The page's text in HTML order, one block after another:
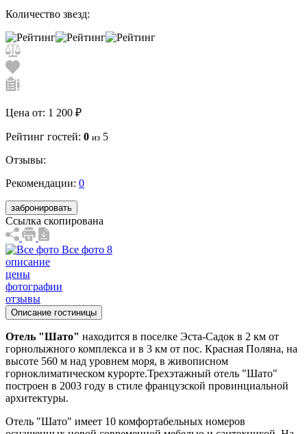
Количество звезд:
Цена от: 1 200 ₽
Рейтинг гостей: 0 из 5
Отзывы:
Рекомендации: 0
забронировать
Ссылка скопирована
Все фото 8
описание
цены
фотографии
отзывы
Описание гостиницы
Отель "Шато" находится в поселке Эста-Садок в 2 км от
горнолыжного комплекса и в 3 км от пос. Красная Поляна, на
высоте 560 м над уровнем моря, в живописном
горноклиматическом курорте.Трехэтажный отель "Шато"
построен в 2003 году в стиле французской провинциальной
архитектуры.
Отель "Шато" имеет 10 комфортабельных номеров